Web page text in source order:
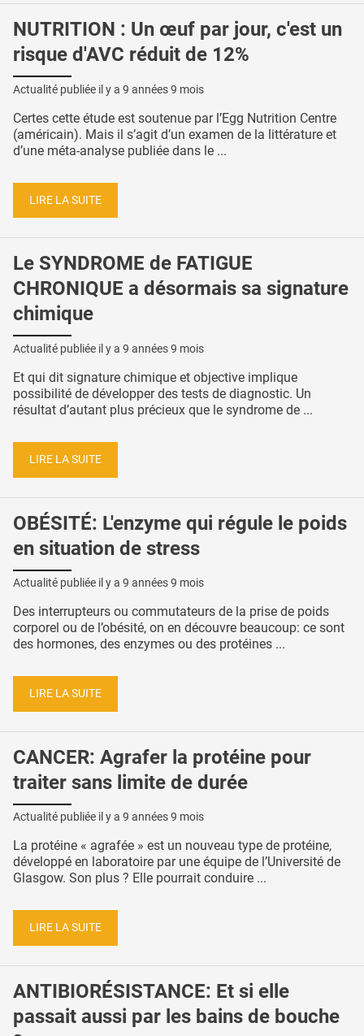
NUTRITION : Un œuf par jour, c'est un
risque d'AVC réduit de 12%
Actualité publiée il y a 9 années 9 mois
Certes cette étude est soutenue par l’Egg Nutrition Centre
(américain). Mais il s’agit d’un examen de la littérature et
d’une méta-analyse publiée dans le ...
LIRE LA SUITE
Le SYNDROME de FATIGUE
CHRONIQUE a désormais sa signature
chimique
Actualité publiée il y a 9 années 9 mois
Et qui dit signature chimique et objective implique
possibilité de développer des tests de diagnostic. Un
résultat d’autant plus précieux que le syndrome de ...
LIRE LA SUITE
OBÉSITÉ: L'enzyme qui régule le poids
en situation de stress
Actualité publiée il y a 9 années 9 mois
Des interrupteurs ou commutateurs de la prise de poids
corporel ou de l’obésité, on en découvre beaucoup: ce sont
des hormones, des enzymes ou des protéines ...
LIRE LA SUITE
CANCER: Agrafer la protéine pour
traiter sans limite de durée
Actualité publiée il y a 9 années 9 mois
La protéine « agrafée » est un nouveau type de protéine,
développé en laboratoire par une équipe de l’Université de
Glasgow. Son plus ? Elle pourrait conduire ...
LIRE LA SUITE
ANTIBIORÉSISTANCE: Et si elle
passait aussi par les bains de bouche